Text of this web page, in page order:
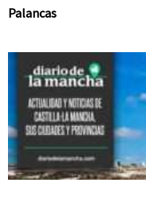
Palancas